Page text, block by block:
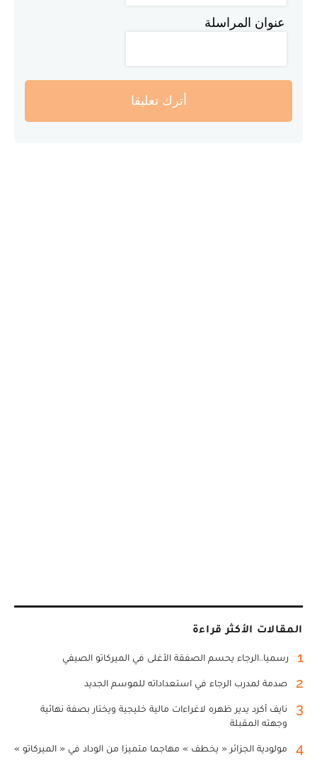
عنوان المراسلة
أترك تعليقا
المقالات الأكثر قراءة
1 رسميا..الرجاء يحسم الصفقة الأغلى في الميركاتو الصيفي
2 صدمة لمدرب الرجاء في استعداداته للموسم الجديد
3
نايف أكرد يدير ظهره لاغراءات مالية خليجية ويختار بصفة نهائية
وجهته المقبلة
4 مولودية الجزائر « يخطف » مهاجما متميزا من الوداد في « الميركاتو »